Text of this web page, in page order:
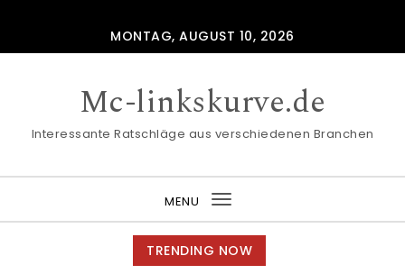
MONTAG, AUGUST 10, 2026
Mc-linkskurve.de
Interessante Ratschläge aus verschiedenen Branchen
MENU
Toggle
navigation
TRENDING NOW